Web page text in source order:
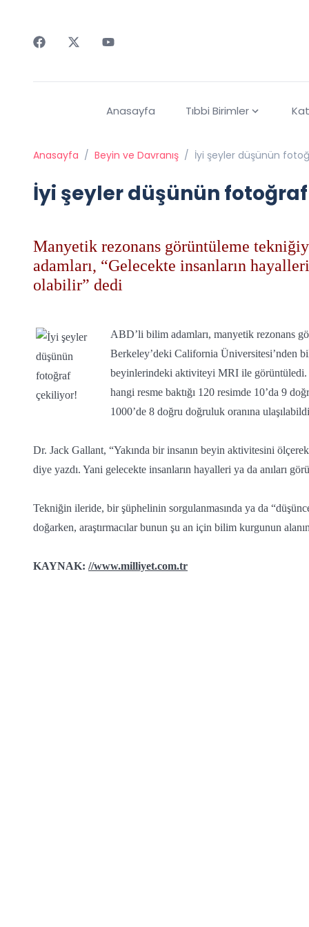
Anasayfa Tıbbi Birimler
Anasayfa / Beyin ve Davranış / İyi şeyler düşünün
İyi şeyler düşünün
Manyetik rezonans görüntüleme
adamları, “Gelecekte insanların
olabilir” dedi
ABD’li bilim adamları, manyetik rezonans
Berkeley’deki California Üniversitesi’nden
beyinlerindeki aktiviteyi MRI ile görüntüledi.
hangi resme baktığı 120 resimde 10’da 9
1000’de 8 doğru doğruluk oranına
Dr. Jack Gallant, “Yakında bir insanın beyin aktivitesini
diye yazdı. Yani gelecekte insanların hayalleri ya da anıları
Tekniğin ileride, bir şüphelinin sorgulanmasında ya da
doğarken, araştırmacılar bunun şu an için bilim kurgunun
KAYNAK: //www.milliyet.com.tr